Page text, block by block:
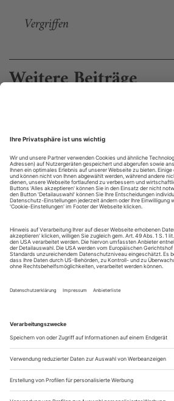
Vergriffen
Weitere Beiträge
Ein junger Mann von engelhafter
gediegene Langeweile einer
bringt erotische Erleuchtung und
Wahnsinn. Nacheinander lassen sich
mitsamt dem Dienstmädchen von
ist auch wieder...
Überall Sexuelles
Theatergeschichte einging? Eine
Familie: Die pubertierenden Kinder
verwoben, Kurt bastelt in der Garage
wirft sie in fremde Häuser, am
Geschwister ihre...